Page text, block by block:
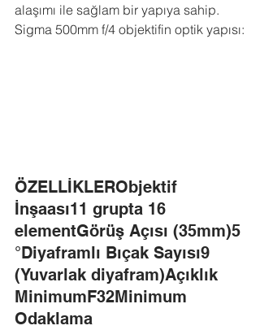
alaşımı ile sağlam bir yapıya sahip.
Sigma 500mm f/4 objektifin optik yapısı:
ÖZELLİKLERObjektif
İnşaası11 grupta 16
elementGörüş Açısı (35mm)5
°Diyaframlı Bıçak Sayısı9
(Yuvarlak diyafram)Açıklık
MinimumF32Minimum
Odaklama